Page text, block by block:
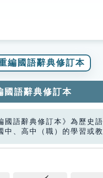
編國語辭典修訂本
國語辭典修訂本
國語辭典修訂本》為歷史
中、高中（職）的學習或